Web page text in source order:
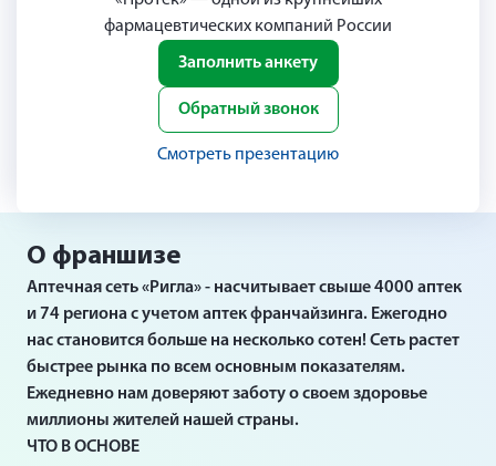
фармацевтических компаний России
Заполнить анкету
Обратный звонок
Смотреть презентацию
О франшизе
Аптечная сеть «Ригла» - насчитывает свыше 4000 аптек
и 74 региона с учетом аптек франчайзинга. Ежегодно
нас становится больше на несколько сотен! Сеть растет
быстрее рынка по всем основным показателям.
Ежедневно нам доверяют заботу о своем здоровье
миллионы жителей нашей страны.
ЧТО В ОСНОВЕ